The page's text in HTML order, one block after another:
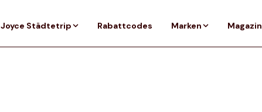
Joyce Städtetrip Rabattcodes Marken Magazin